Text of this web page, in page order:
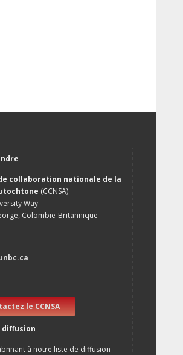
collaboration nationale de la
(CCNSA)
Way
Colombie-Britannique
le CCNSA
diffusion
à notre liste de diffusion